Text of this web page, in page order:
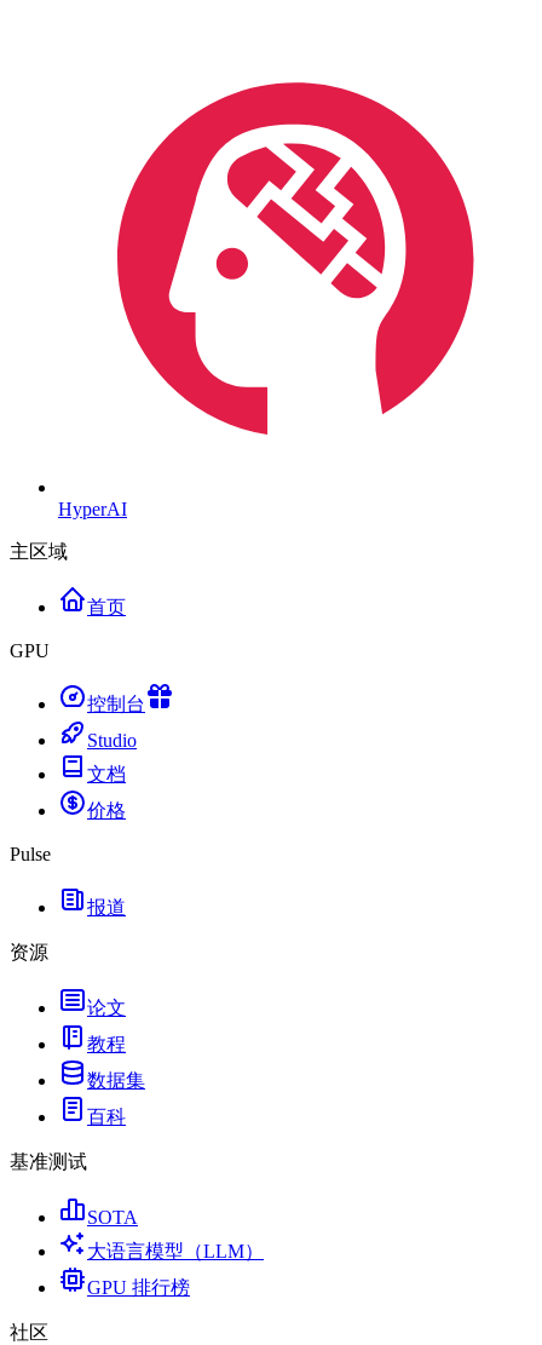
HyperAI
主区域
首页
GPU
控制台
Studio
文档
价格
Pulse
报道
资源
论文
教程
数据集
百科
基准测试
SOTA
大语言模型（LLM）
GPU 排行榜
社区